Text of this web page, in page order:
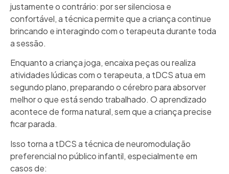
justamente o contrário: por ser silenciosa e
confortável, a técnica permite que a criança continue
brincando e interagindo com o terapeuta durante toda
a sessão.
Enquanto a criança joga, encaixa peças ou realiza
atividades lúdicas com o terapeuta, a tDCS atua em
segundo plano, preparando o cérebro para absorver
melhor o que está sendo trabalhado. O aprendizado
acontece de forma natural, sem que a criança precise
ficar parada.
Isso torna a tDCS a técnica de neuromodulação
preferencial no público infantil, especialmente em
casos de: